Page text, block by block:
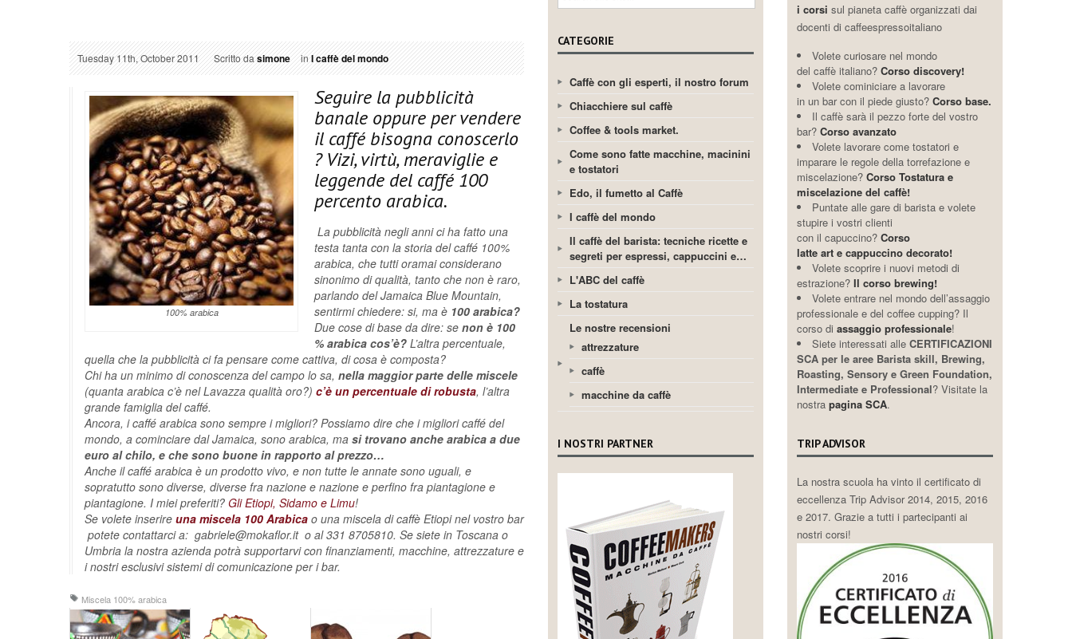
Tuesday 11th, October 2011 Scritto dasimone inI caffè del mondo
100% arabica
Seguire la pubblicità
banale oppure per vendere
il caffé bisogna conoscerlo
? Vizi, virtù, meraviglie e
leggende del caffé 100
percento arabica.
La pubblicità negli anni ci ha fatto una
testa tanta con la storia del caffé 100%
arabica, che tutti oramai considerano
sinonimo di qualità, tanto che non è raro,
parlando del Jamaica Blue Mountain,
sentirmi chiedere: si, ma è 100 arabica?
Due cose di base da dire: se non è 100
% arabica cos’è? L’altra percentuale,
quella che la pubblicità ci fa pensare come cattiva, di cosa è composta?
Chi ha un minimo di conoscenza del campo lo sa, nella maggior parte delle miscele
(quanta arabica c’è nel Lavazza qualità oro?) c’è un percentuale di robusta, l’altra
grande famiglia del caffé.
Ancora, i caffé arabica sono sempre i migliori? Possiamo dire che i migliori caffé del
mondo, a cominciare dal Jamaica, sono arabica, ma si trovano anche arabica a due
euro al chilo, e che sono buone in rapporto al prezzo…
Anche il caffé arabica è un prodotto vivo, e non tutte le annate sono uguali, e
sopratutto sono diverse, diverse fra nazione e nazione e perfino fra piantagione e
piantagione. I miei preferiti? Gli Etiopi, Sidamo e Limu!
Se volete inserire una miscela 100 Arabica o una miscela di caffè Etiopi nel vostro bar
potete contattarci a: gabriele@mokaflor.ito al 331 8705810. Se siete in Toscana o
Umbria la nostra azienda potrà supportarvi con finanziamenti, macchine, attrezzature e
i nostri esclusivi sistemi di comunicazione per i bar.
Miscela 100% arabica
CATEGORIE
Caffè con gli esperti, il nostro forum
Chiacchiere sul caffè
Coffee & tools market.
Come sono fatte macchine, macinini
e tostatori
Edo, il fumetto al Caffè
I caffè del mondo
Il caffè del barista: tecniche ricette e
segreti per espressi, cappuccini e…
L'ABC del caffè
La tostatura
Le nostre recensioni
attrezzature
caffè
macchine da caffè
I NOSTRI PARTNER
i corsi sul pianeta caffè organizzati dai
docenti di caffeespressoitaliano
Volete curiosare nel mondo
del caffè italiano?Corso discovery!
Volete cominiciare a lavorare
in un bar con il piede giusto? Corso base.
Il caffè sarà il pezzo forte del vostro
bar? Corso avanzato
Volete lavorare come tostatori e
imparare le regole della torrefazione e
miscelazione? Corso Tostatura e
miscelazione del caffè!
Puntate alle gare di barista e volete
stupire i vostri clienti
con il capuccino? Corso
latte art e cappuccino decorato!
Volete scoprire i nuovi metodi di
estrazione? Il corso brewing!
Volete entrare nel mondo dell’assaggio
professionale e del coffee cupping? Il
corso di assaggio professionale!
Siete interessati alle CERTIFICAZIONI
SCA per le aree Barista skill, Brewing,
Roasting, Sensory e Green Foundation,
Intermediate e Professional? Visitate la
nostra pagina SCA.
TRIP ADVISOR
La nostra scuola ha vinto il certificato di
eccellenza Trip Advisor 2014, 2015, 2016
e 2017. Grazie a tutti i partecipanti ai
nostri corsi!